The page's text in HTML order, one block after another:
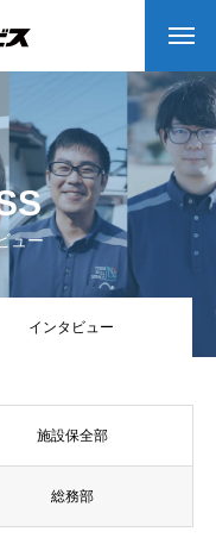
ュー
インタビュー
施設保全部
総務部